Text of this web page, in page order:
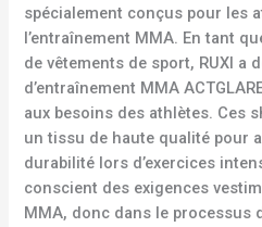
spécialement conçus pour les
l’entraînement MMA. En tant
de vêtements de sport, RUXI a
d’entraînement MMA
aux besoins des athlètes. Ces
un tissu de haute qualité pour
durabilité lors d’exercices
conscient des exigences
MMA, donc dans le processus